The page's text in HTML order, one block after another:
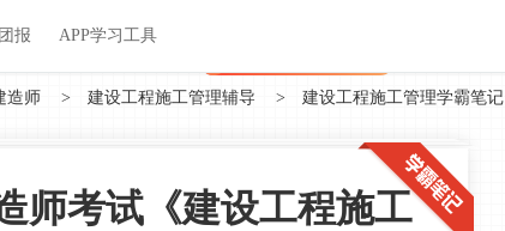
报 APP学习工具
关于我们 帮助中心
造师 > 建设工程施工管理辅导 > 建设工程施工管理学霸笔记
师考试《建设工程施工